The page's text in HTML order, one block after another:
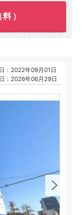
）
：2022年09月01日
：2026年06月29日